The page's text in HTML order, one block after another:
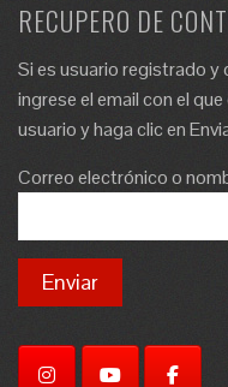
RECUPERO DE
Si es usuario registrado y
ingrese el email con el
usuario y haga clic en
Correo electrónico o